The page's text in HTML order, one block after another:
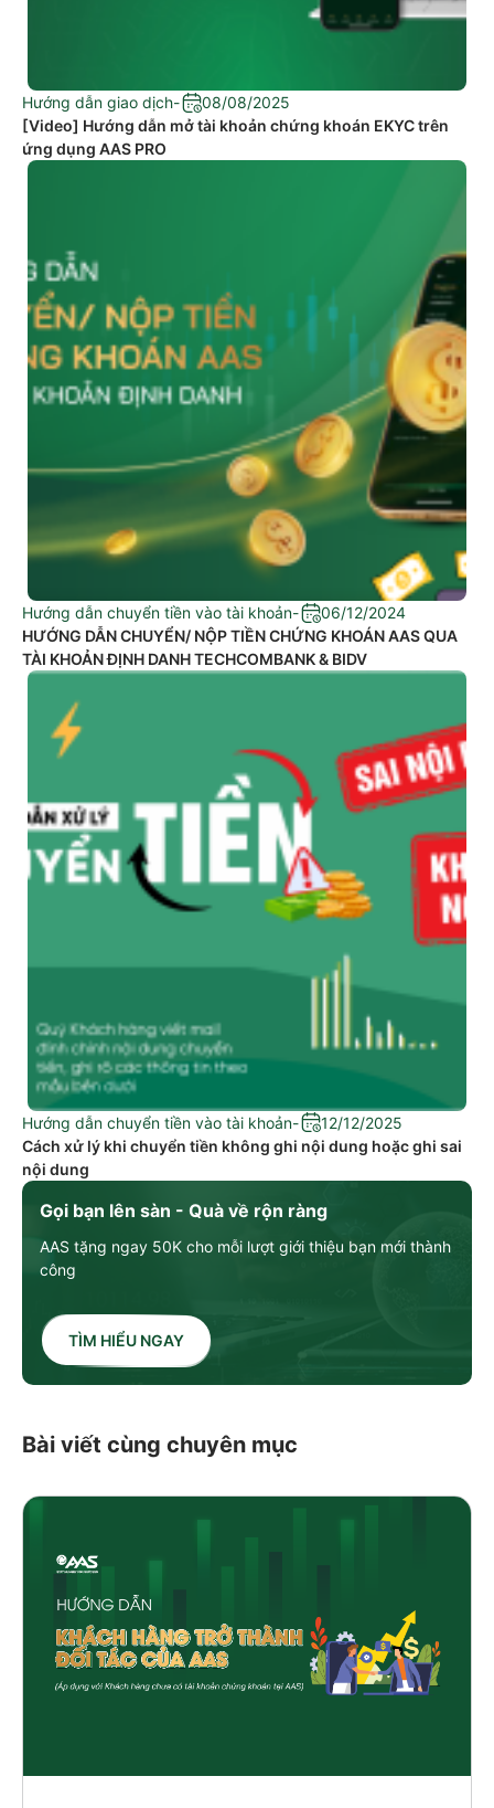
Gọi bạn lên sàn - Quà về rộn ràng
AAS tặng ngay 50K cho mỗi lượt giới thiệu bạn mới thành
công
TÌM HIỂU NGAY
Hướng dẫn giao dịch-
08/08/2025
[Video] Hướng dẫn mở tài khoản chứng khoán EKYC trên
ứng dụng AAS PRO
Hướng dẫn chuyển tiền vào tài khoản-
06/12/2024
HƯỚNG DẪN CHUYỂN/ NỘP TIỀN CHỨNG KHOÁN AAS QUA
TÀI KHOẢN ĐỊNH DANH TECHCOMBANK & BIDV
Hướng dẫn chuyển tiền vào tài khoản-
12/12/2025
Cách xử lý khi chuyển tiền không ghi nội dung hoặc ghi sai
nội dung
Bài viết cùng chuyên mục